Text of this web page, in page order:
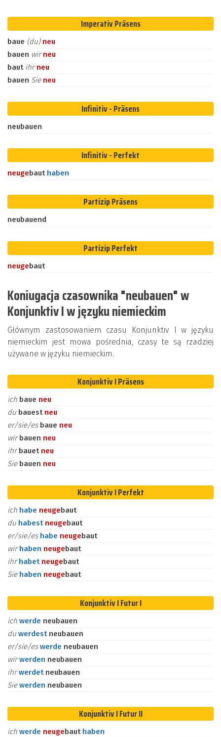
Imperativ Präsens
baue (du) neu
bauen wirneu
baut ihrneu
bauen Sie neu
Infinitiv - Präsens
neubauen
Infinitiv - Perfekt
neugebaut haben
Partizip Präsens
neubauend
Partizip Perfekt
neugebaut
Koniugacja czasownika "neubauen" w
Konjunktiv I w języku niemieckim
Głównym zastosowaniem czasu Konjunktiv I w języku
niemieckim jest mowa pośrednia, czasy te są rzadziej
używane w języku niemieckim.
Konjunktiv I Präsens
ich baue neu
du bauest neu
er/sie/es baue neu
wirbauen neu
ihrbauet neu
Sie bauen neu
Konjunktiv I Perfekt
ich habe neugebaut
du habest neugebaut
er/sie/es habe neugebaut
wirhaben neugebaut
ihrhabet neugebaut
Sie haben neugebaut
Konjunktiv I Futur I
ich werde neubauen
du werdest neubauen
er/sie/eswerde neubauen
wirwerden neubauen
ihrwerdet neubauen
Siewerden neubauen
Konjunktiv I Futur II
ich werde neugebaut haben